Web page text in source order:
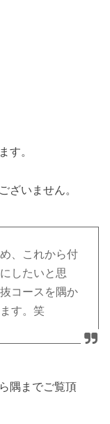
す。
ざいません。
、これから付
したいと思
コースを隅か
す。笑
隅までご覧頂